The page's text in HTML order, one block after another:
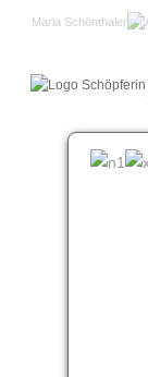
Maria Schönthaler